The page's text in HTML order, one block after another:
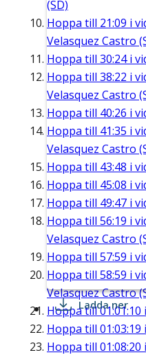
(SD)
Hoppa till 21:09 i
Velasquez Castro
Hoppa till 30:24i
Hoppa till 38:22 i
Velasquez Castro
Hoppa till 40:26 i
Hoppa till 41:35 i
Velasquez Castro
Hoppa till 43:48 i
Hoppa till 45:08 i
Hoppa till 49:47 i
Hoppa till 56:19 i
Velasquez Castro
Hoppa till 57:59 i
Hoppa till 58:59 i
Velasquez Castro
Hoppa till01:01:10
Hoppa till 01:03:19
Hoppa till 01:08:20
Ladda ner